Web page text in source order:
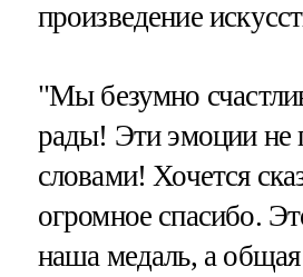
произведение
"Мы безумно
рады! Эти эмоции не
словами! Хочется
огромное спасибо.
наша медаль, а